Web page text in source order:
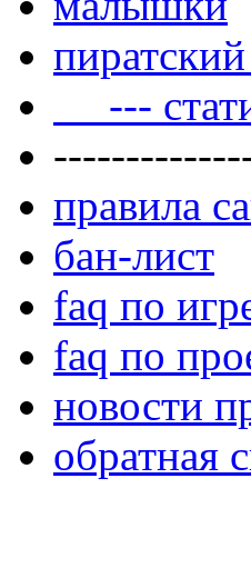
---
правила
бан-лист
faq по
faq по
новости
обратная